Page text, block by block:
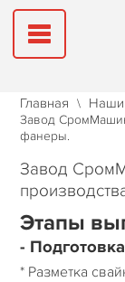
Главная \ Наши
Завод
фанеры.
Завод
Этапы
-
* Разметка